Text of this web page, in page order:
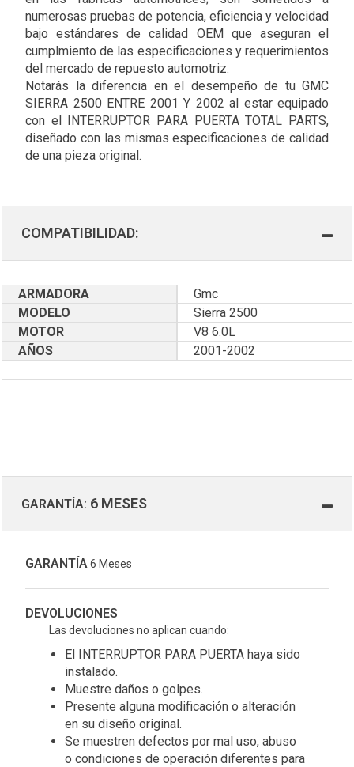
numerosas pruebas de potencia, eficiencia y velocidad
bajo estándares de calidad OEM que aseguran el
cumplmiento de las especificaciones y requerimientos
del mercado de repuesto automotriz.
Notarás la diferencia en el desempeño de tu GMC
SIERRA 2500 ENTRE 2001 Y 2002 al estar equipado
con el INTERRUPTOR PARA PUERTA TOTAL PARTS,
diseñado con las mismas especificaciones de calidad
de una pieza original.
COMPATIBILIDAD:
ARMADORA
Gmc
MODELO
Sierra 2500
MOTOR
V8 6.0L
AÑOS
2001-2002
GARANTÍA: 6 MESES
GARANTÍA 6 Meses
DEVOLUCIONES
Las devoluciones no aplican cuando:
El INTERRUPTOR PARA PUERTA haya sido
instalado.
Muestre daños o golpes.
Presente alguna modificación o alteración
en su diseño original.
Se muestren defectos por mal uso, abuso
o condiciones de operación diferentes para